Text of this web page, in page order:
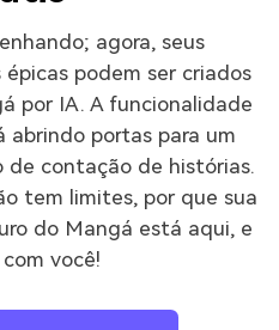
agora, seus
podem ser criados
por IA. A funcionalidade
abrindo portas para um
contação de histórias.
tem limites, por que sua
do Mangá está aqui, e
você!